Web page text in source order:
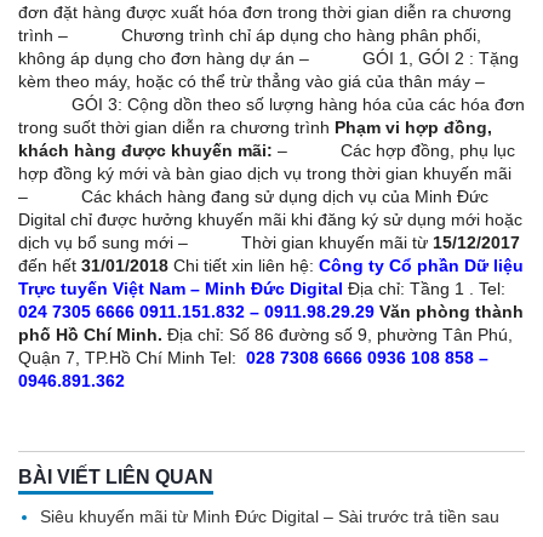
đơn đặt hàng được xuất hóa đơn trong thời gian diễn ra chương
trình – Chương trình chỉ áp dụng cho hàng phân phối,
không áp dụng cho đơn hàng dự án – GÓI 1, GÓI 2 : Tặng
kèm theo máy, hoặc có thể trừ thẳng vào giá của thân máy –
GÓI 3: Cộng dồn theo số lượng hàng hóa của các hóa đơn
trong suốt thời gian diễn ra chương trình Phạm vi hợp đồng,
khách hàng được khuyến mãi: – Các hợp đồng, phụ lục
hợp đồng ký mới và bàn giao dịch vụ trong thời gian khuyến mãi
– Các khách hàng đang sử dụng dịch vụ của Minh Đức
Digital chỉ được hưởng khuyến mãi khi đăng ký sử dụng mới hoặc
dịch vụ bổ sung mới – Thời gian khuyến mãi từ 15/12/2017
đến hết 31/01/2018 Chi tiết xin liên hệ: Công ty Cổ phần Dữ liệu
Trực tuyến Việt Nam – Minh Đức Digital Địa chỉ: Tầng 1 . Tel:
024 7305 6666 0911.151.832 – 0911.98.29.29 Văn phòng thành
phố Hồ Chí Minh. Địa chỉ: Số 86 đường số 9, phường Tân Phú,
Quận 7, TP.Hồ Chí Minh Tel: 028 7308 6666 0936 108 858 –
0946.891.362
BÀI VIẾT LIÊN QUAN
Siêu khuyến mãi từ Minh Đức Digital – Sài trước trả tiền sau